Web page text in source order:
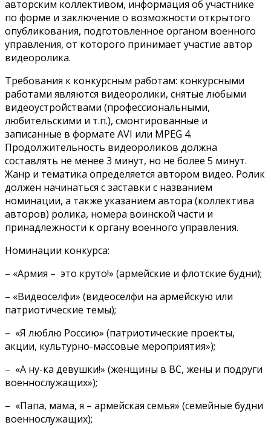
авторским коллективом, информация об участнике
по форме и заключение о возможности открытого
опубликования, подготовленное органом военного
управления, от которого принимает участие автор
видеоролика.
Требования к конкурсным работам: конкурсными
работами являются видеоролики, снятые любыми
видеоустройствами (профессиональными,
любительскими и т.п.), смонтированные и
записанные в формате AVI или MPEG 4.
Продолжительность видеороликов должна
составлять не менее 3 минут, но не более 5 минут.
Жанр и тематика определяется автором видео. Ролик
должен начинаться с заставки с названием
номинации, а также указанием автора (коллектива
авторов) ролика, номера воинской части и
принадлежности к органу военного управления.
Номинации конкурса:
– «Армия – это круто!» (армейские и флотские будни);
– «Видеоселфи» (видеоселфи на армейскую или
патриотические темы);
– «Я люблю Россию» (патриотические проекты,
акции, культурно-массовые мероприятия»);
– «А ну-ка девушки!» (женщины в ВС, жены и подруги
военнослужащих»);
– «Папа, мама, я – армейская семья» (семейные будни
военнослужащих);